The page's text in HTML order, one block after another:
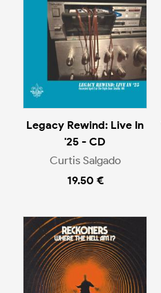
Legacy Rewind: Live In
'25 - CD
Curtis Salgado
19.50 €